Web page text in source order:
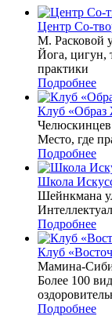
Центр Со-
М. Расковой
Йога, цигун,
практики
Подробнее
Клуб «Образ
Челюскинцев
Место, где
Подробнее
Школа
Шейнкмана
Подробнее
Клуб
Мамина-
Более 100
Подробнее